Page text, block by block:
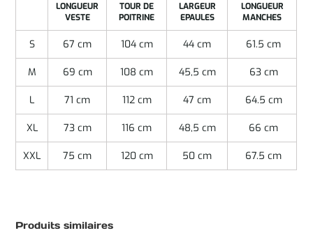
LONGUEUR
VESTE
TOUR DE
POITRINE
LARGEUR
EPAULES
LONGUEUR
MANCHES
S 67 cm 104 cm 44 cm 61.5 cm
M 69 cm 108 cm 45,5 cm 63 cm
L 71 cm 112 cm 47 cm 64.5 cm
XL 73 cm 116 cm 48,5 cm 66 cm
XXL 75 cm 120 cm 50 cm 67.5 cm
Produits similaires